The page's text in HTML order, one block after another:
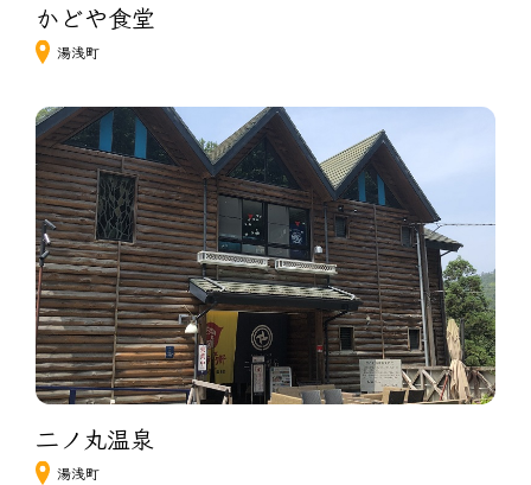
かどや食堂
湯浅町
二ノ丸温泉
湯浅町